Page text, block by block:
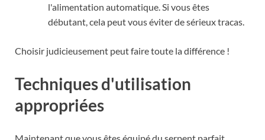
l'alimentation automatique. Si vous êtes
débutant, cela peut vous éviter de sérieux tracas.
Choisir judicieusement peut faire toute la différence !
Techniques d'utilisation
appropriées